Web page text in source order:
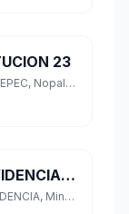
23
PLAZA DE LA CONSTITUCION 23, NOPALTEPEC, Nopaltepec, México
ATM en AV CAMINO A LA PROVIDENCIA 201
AV CAMINO A LA PROVIDENCIA 201, PROVIDENCIA, Mineral de la Reforma, Hidalgo